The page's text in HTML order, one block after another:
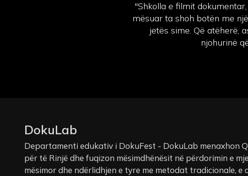
"Shkolla e filmit
mësuar ta shoh botën me
jetës sime. Që atëherë,
njohurinë
DokuLab
Departamenti edukativ i DokuFest - DokuLab menaxhon
për të Rinjë dhe fuqizon mësimdhënësit në përdorimin e
mësimor dhe ndërlidhjen e tyre me metodat tradicionale, e